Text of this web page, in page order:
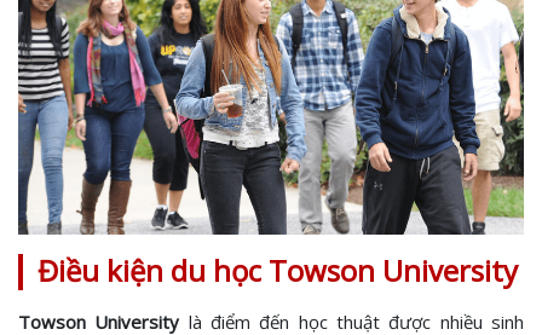
Điều kiện du học Towson University
Towson University là điểm đến học thuật được nhiều sinh